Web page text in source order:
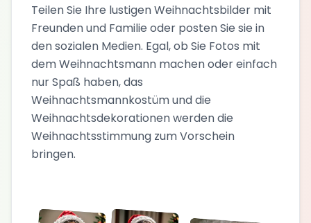
Teilen Sie Ihre lustigen Weihnachtsbilder mit
Freunden und Familie oder posten Sie sie in
den sozialen Medien. Egal, ob Sie Fotos mit
dem Weihnachtsmann machen oder einfach
nur Spaß haben, das
Weihnachtsmannkostüm und die
Weihnachtsdekorationen werden die
Weihnachtsstimmung zum Vorschein
bringen.